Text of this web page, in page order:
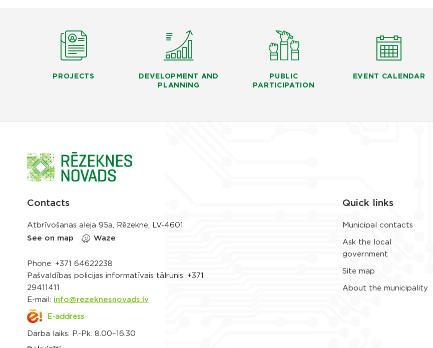
PROJECTS
DEVELOPMENT AND
PLANNING
PUBLIC
PARTICIPATION
EVENT CALENDAR
Contacts
Atbrīvošanas aleja 95a, Rēzekne, LV-4601
See on map
Waze
Phone: +371 64622238
Pašvaldības policijas informatīvais tālrunis: +371
29411411
E-mail: info@rezeknesnovads.lv
E-address
Darba laiks: P.-Pk. 8.00–16.30
Quick links
Municipal contacts
Ask the local
government
Site map
About the municipality